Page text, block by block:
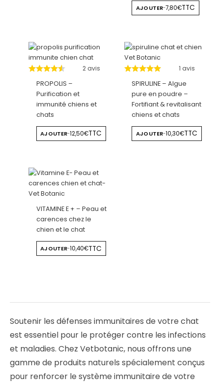
AJOUTER-7,80€TTC
2 avis
PROPOLIS –
Purification et
immunité chiens et
chats
AJOUTER-12,50€TTC
1 avis
SPIRULINE – Algue
pure en poudre –
Fortifiant & revitalisant
chiens et chats
AJOUTER-10,30€TTC
VITAMINE E + – Peau et
carences chez le
chien et le chat
AJOUTER-10,40€TTC
Soutenir les défenses immunitaires de votre chat
est essentiel pour le protéger contre les infections
et maladies. Chez Vetbotanic, nous offrons une
gamme de produits naturels spécialement conçus
pour renforcer le système immunitaire de votre